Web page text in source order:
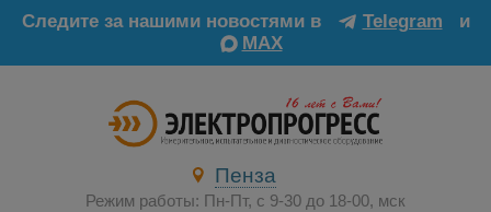
Следите за нашими новостями в Telegram
и
MAX
Пенза
Режим работы: Пн-Пт, с 9-30 до 18-00, мск